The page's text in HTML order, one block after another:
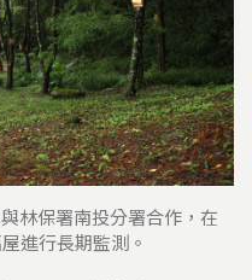
林保署南投分署合作，在
進行長期監測。